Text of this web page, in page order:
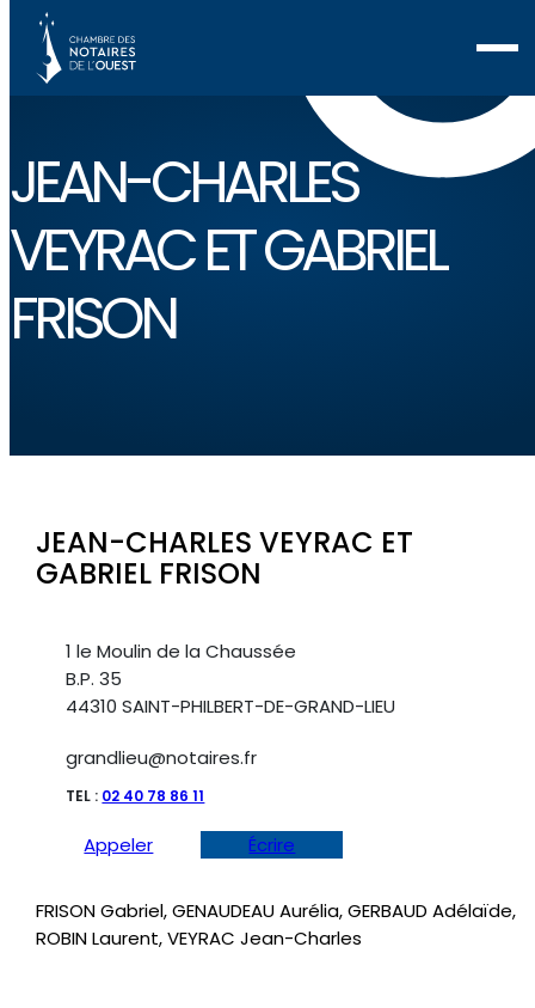
JEAN-CHARLES
VEYRAC ET GABRIEL
FRISON
JEAN-CHARLES VEYRAC ET
GABRIEL FRISON
1 le Moulin de la Chaussée
B.P. 35
44310 SAINT-PHILBERT-DE-GRAND-LIEU
grandlieu@notaires.fr
TEL : 02 40 78 86 11
Appeler Écrire
FRISON Gabriel, GENAUDEAU Aurélia, GERBAUD Adélaïde,
ROBIN Laurent, VEYRAC Jean-Charles